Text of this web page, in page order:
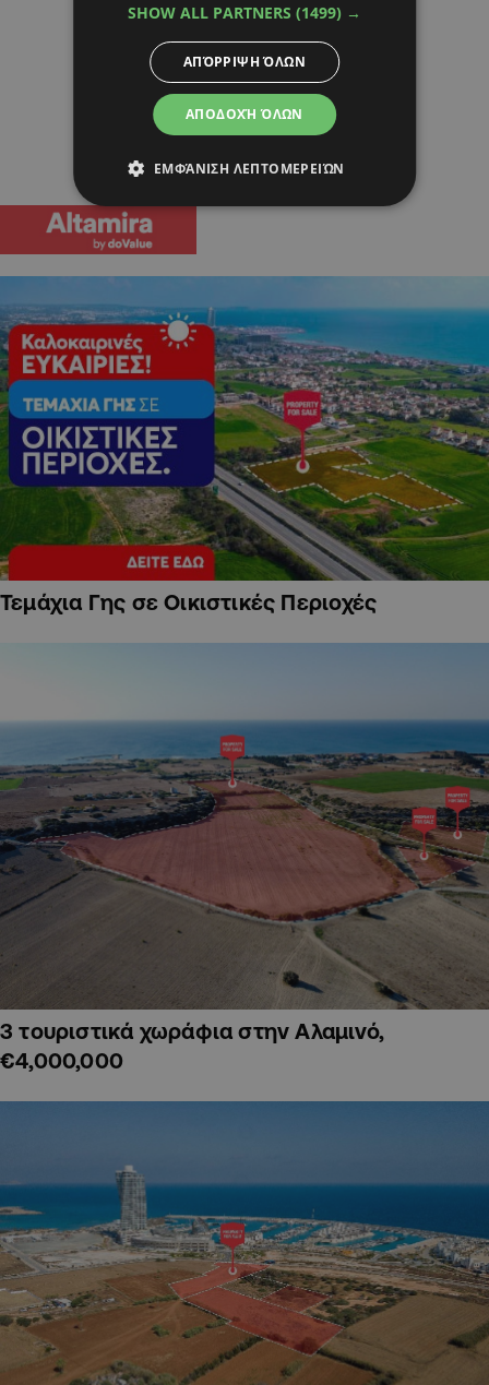
Τεμάχια Γης σε Οικιστικές Περιοχές
3 τουριστικά χωράφια στην Αλαμινό,
€4,000,000
SHOW ALL PARTNERS (1499) →
ΑΠΟΔΟΧΉ ΌΛΩΝ
ΑΠΌΡΡΙΨΗ ΌΛΩΝ
ΕΜΦΆΝΙΣΗ ΛΕΠΤΟΜΕΡΕΙΏΝ